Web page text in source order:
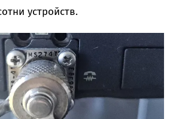
устройств.